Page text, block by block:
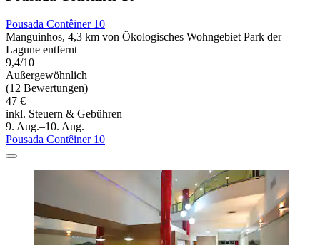
Pousada Contêiner 10
Manguinhos, 4,3 km von Ökologisches Wohngebiet Park der
Lagune entfernt
9,4/10
Außergewöhnlich
(12 Bewertungen)
47 €
inkl. Steuern & Gebühren
9. Aug.–10. Aug.
Pousada Contêiner 10